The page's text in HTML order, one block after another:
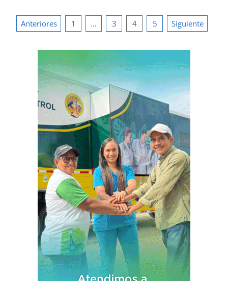
Paginación
entradas
Anteriores 1 … 3 4 5 Siguiente